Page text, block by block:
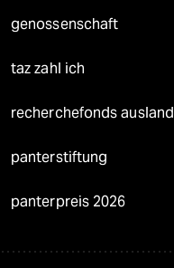
genossenschaft
taz zahl ich
recherchefonds ausland
panterstiftung
panterpreis 2026